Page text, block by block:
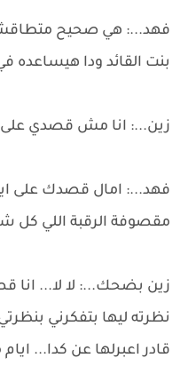
فهد...: هي صحيح
بنت القائد ودا هيساعده
زين...: انا مش قصدي على
فهد...: امال قصدك على
مقصوفة الرقبة اللي كل
زين بضحك...: لا لا... انا
نظرته ليها بتفكرني
قادر اعبرلها عن كدا...